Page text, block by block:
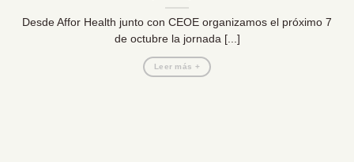
Desde Affor Health junto con CEOE organizamos el próximo 7
de octubre la jornada [...]
Leer más +